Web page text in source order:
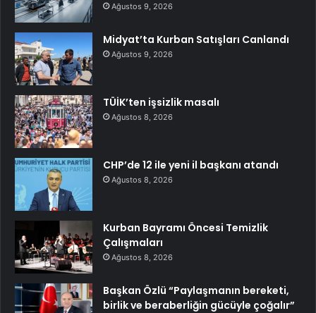
Ağustos 9, 2026
Midyat’ta Kurban Satışları Canlandı
Ağustos 9, 2026
TÜİK’ten işsizlik masalı
Ağustos 8, 2026
CHP’de 12 ile yeni il başkanı atandı
Ağustos 8, 2026
Kurban Bayramı Öncesi Temizlik
Çalışmaları
Ağustos 8, 2026
Başkan Özlü “Paylaşmanın bereketi,
birlik ve beraberliğin gücüyle çoğalır”